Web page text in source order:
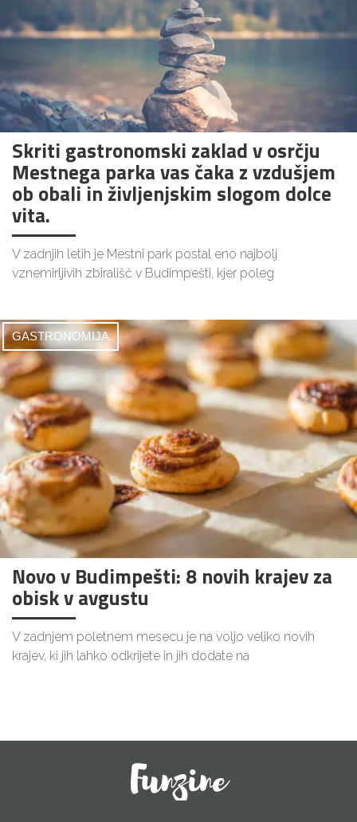
Skriti gastronomski zaklad v osrčju
Mestnega parka vas čaka z vzdušjem
ob obali in življenjskim slogom dolce
vita.
V zadnjih letih je Mestni park postal eno najbolj
vznemirljivih zbirališč v Budimpešti, kjer poleg
GASTRONOMIJA
Novo v Budimpešti: 8 novih krajev za
obisk v avgustu
V zadnjem poletnem mesecu je na voljo veliko novih
krajev, ki jih lahko odkrijete in jih dodate na